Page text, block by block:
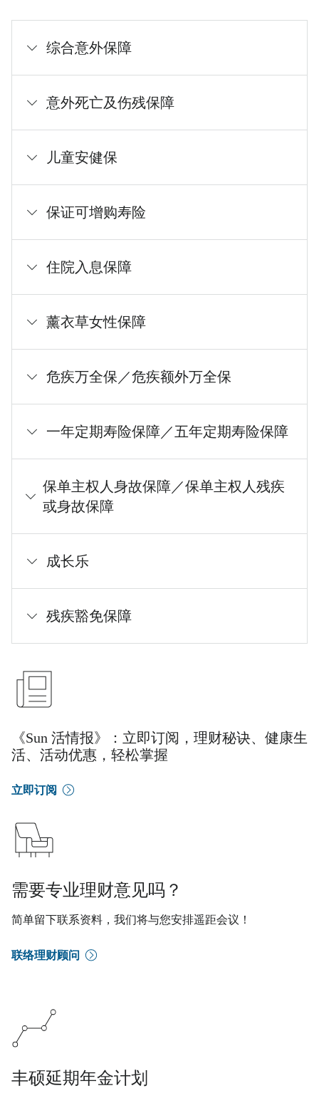
综合意外保障
意外死亡及伤残保障
儿童安健保
保证可增购寿险
住院入息保障
薰衣草女性保障
危疾万全保／危疾额外万全保
一年定期寿险保障／五年定期寿险保障
保单主权人身故保障／保单主权人残疾
或身故保障
成长乐
残疾豁免保障
《Sun 活情报》：立即订阅，理财秘诀、健康生
活、活动优惠，轻松掌握
立即订阅
需要专业理财意见吗？
简单留下联系资料，我们将与您安排遥距会议！
联络理财顾问
丰硕延期年金计划